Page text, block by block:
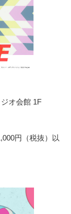
オ会館 1F
円（税抜）以